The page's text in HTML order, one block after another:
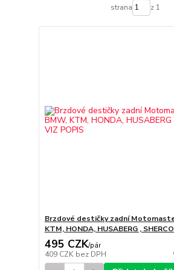
strana z 1
Brzdové destičky zadní
KTM, HONDA, HUSABERG ,
495 CZK/pár
409 CZK bez DPH